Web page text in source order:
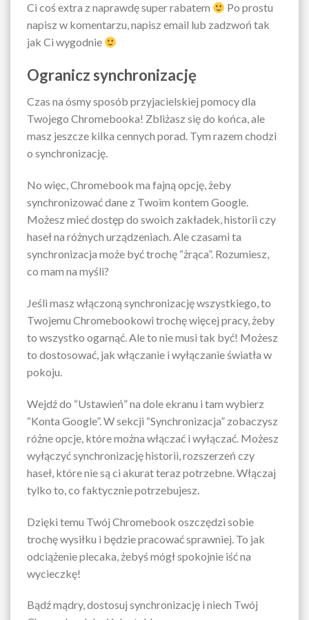
Ci coś extra z naprawdę super rabatem
Po prostu
napisz w komentarzu, napisz email lub zadzwoń tak
jak Ci wygodnie
Ogranicz synchronizację
Czas na ósmy sposób przyjacielskiej pomocy dla
Twojego Chromebooka! Zbliżasz się do końca, ale
masz jeszcze kilka cennych porad. Tym razem chodzi
o synchronizację.
No więc, Chromebook ma fajną opcję, żeby
synchronizować dane z Twoim kontem Google.
Możesz mieć dostęp do swoich zakładek, historii czy
haseł na różnych urządzeniach. Ale czasami ta
synchronizacja może być trochę “żrąca”. Rozumiesz,
co mam na myśli?
Jeśli masz włączoną synchronizację wszystkiego, to
Twojemu Chromebookowi trochę więcej pracy, żeby
to wszystko ogarnąć. Ale to nie musi tak być! Możesz
to dostosować, jak włączanie i wyłączanie światła w
pokoju.
Wejdź do “Ustawień” na dole ekranu i tam wybierz
“Konta Google”. W sekcji “Synchronizacja” zobaczysz
różne opcje, które można włączać i wyłączać. Możesz
wyłączyć synchronizację historii, rozszerzeń czy
haseł, które nie są ci akurat teraz potrzebne. Włączaj
tylko to, co faktycznie potrzebujesz.
Dzięki temu Twój Chromebook oszczędzi sobie
trochę wysiłku i będzie pracować sprawniej. To jak
odciążenie plecaka, żebyś mógł spokojnie iść na
wycieczkę!
Bądź mądry, dostosuj synchronizację i niech Twój